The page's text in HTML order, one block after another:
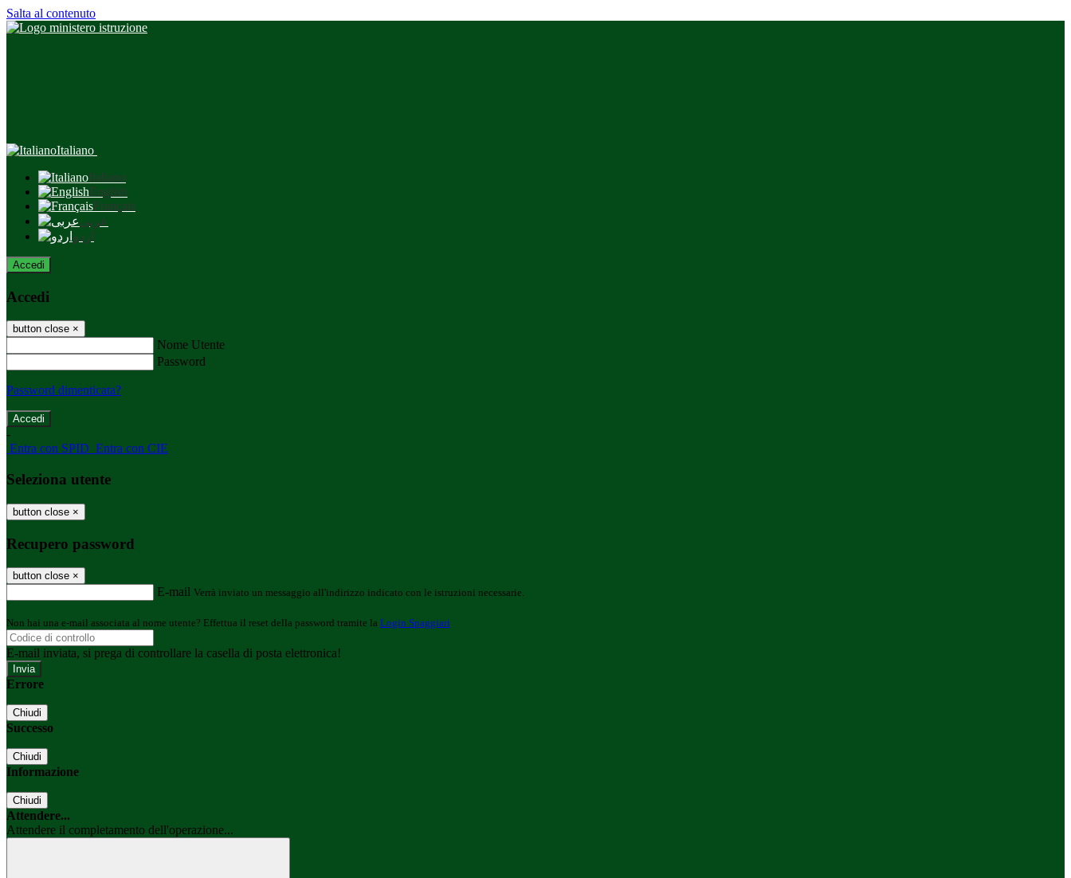
Salta al contenuto
Italiano
Italiano
English
Français
عربى
اردو
Accedi
Accedi
button close ×
Nome Utente
Password
Password dimenticata?
-
Entra con SPID Entra con CIE
Seleziona utente
button close ×
Recupero password
button close ×
E-mail Verrà inviato un messaggio all'indirizzo indicato con le istruzioni necessarie.
Non hai una e-mail associata al nome utente? Effettua il reset della password tramite la Login Spaggiari
E-mail inviata, si prega di controllare la casella di posta elettronica!
Errore
Chiudi
Successo
Chiudi
Informazione
Chiudi
Attendere...
Attendere il completamento dell'operazione...